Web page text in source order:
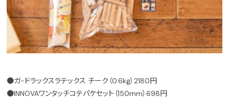
●ガ−ドラックスラテックス チーク（0.6kg）2180円
●INNOVAワンタッチコテパケセット（150mm）698円